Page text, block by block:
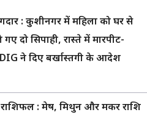
: कुशीनगर में महिला को घर से
दो सिपाही, रास्ते में मारपीट-
ने दिए बर्खास्तगी के आदेश
: मेष, मिथुन और मकर राशि